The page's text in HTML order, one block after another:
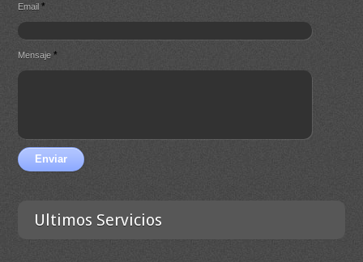
Email*
Mensaje*
Enviar
Ultimos Servicios